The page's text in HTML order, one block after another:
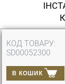
КОД ТОВАРУ:
SD00052300
В КОШИК